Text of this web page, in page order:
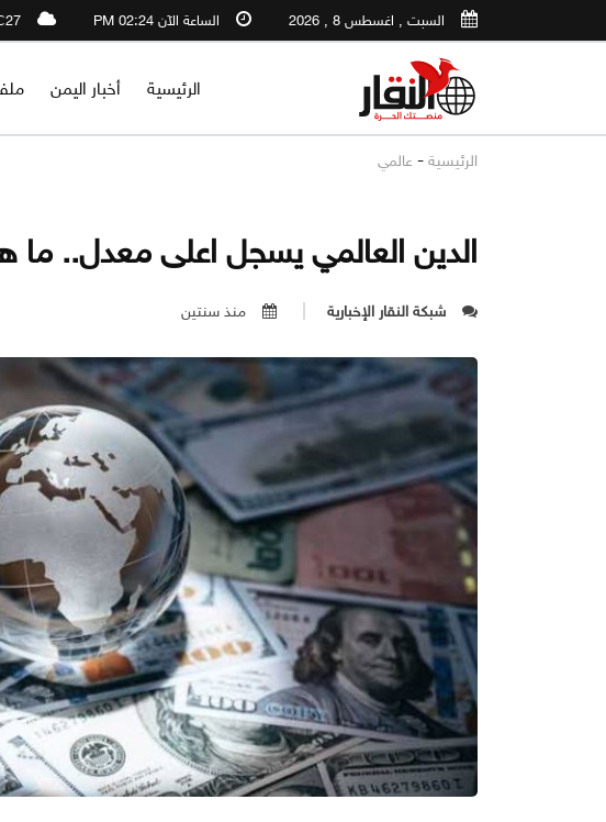
السبت , اغسطس 8 , 2026 الساعة الآن 02:24 PM 27℃ صنعاء, اليمن
الرئيسية أخبار اليمن
الرئيسية - عالمي
الدين العالمي يسجل اعلى معدل.. ما
شبكة النقار الإخبارية منذ سنتين